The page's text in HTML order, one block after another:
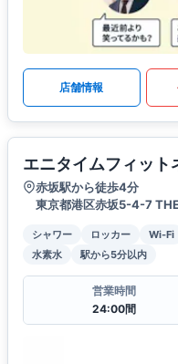
店舗情報
エニタイムフィット
赤坂駅から徒歩4分
東京都港区赤坂5-4-7
シャワー ロッカー Wi-Fi
水素水
駅から5分以内
営業時間
24:00間